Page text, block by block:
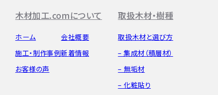
木材加工.comについて
ホーム
施工・制作事例
お客様の声
会社概要
新着情報
取扱木材・樹種
取扱木材と選び方
– 集成材（積層材）
– 無垢材
– 化粧貼り